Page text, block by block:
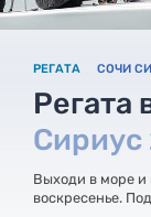
РЕГАТА СОЧИ
Регата
Сириус
Выходи в море и
воскресенье.